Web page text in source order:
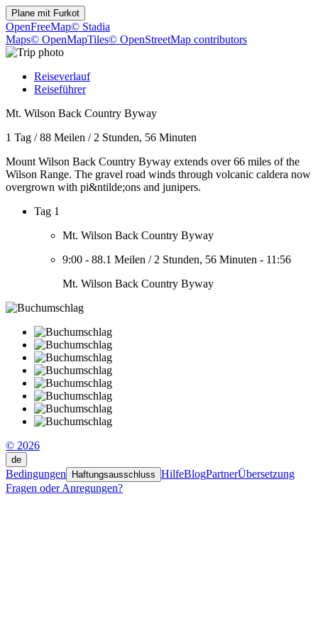
Plane mit Furkot
OpenFreeMap© Stadia
Maps© OpenMapTiles© OpenStreetMap contributors
Reiseverlauf
Reiseführer
Mt. Wilson Back Country Byway
1 Tag /88 Meilen / 2 Stunden, 56 Minuten
Mount Wilson Back Country Byway extends over 66 miles of the
Wilson Range. The gravel road winds through volcanic caldera now
overgrown with pi&ntilde;ons and junipers.
Tag 1
Mt. Wilson Back Country Byway
9:00 - 88.1 Meilen / 2 Stunden, 56 Minuten - 11:56
Mt. Wilson Back Country Byway
© 2026
de
Bedingungen Haftungsausschluss HilfeBlogPartnerÜbersetzung
Fragen oder Anregungen?